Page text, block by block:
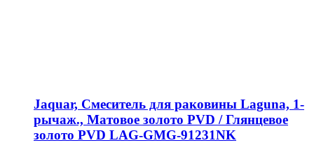
Jaquar, Смеситель для раковины Laguna, 1-
рычаж., Матовое золото PVD / Глянцевое
золото PVD LAG-GMG-91231NK